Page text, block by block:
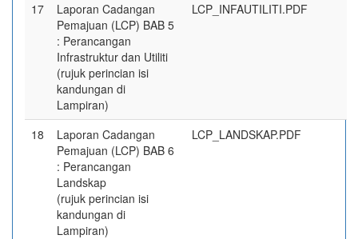
17
Laporan Cadangan
Pemajuan (LCP) BAB 5
: Perancangan
Infrastruktur dan Utiliti
(rujuk perincian isi
kandungan di
Lampiran)
LCP_INFAUTILITI.PDF
18
Laporan Cadangan
Pemajuan (LCP) BAB 6
: Perancangan
Landskap
(rujuk perincian isi
kandungan di
Lampiran)
LCP_LANDSKAP.PDF